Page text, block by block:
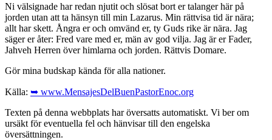
Ni välsignade har redan njutit och slösat bort er talanger här på
jorden utan att ta hänsyn till min Lazarus. Min rättvisa tid är nära;
allt har skett. Ångra er och omvänd er, ty Guds rike är nära. Jag
säger er åter: Fred vare med er, män av god vilja. Jag är er Fader,
Jahveh Herren över himlarna och jorden. Rättvis Domare.
Gör mina budskap kända för alla nationer.
Källa: ➥ www.MensajesDelBuenPastorEnoc.org
Texten på denna webbplats har översatts automatiskt. Vi ber om
ursäkt för eventuella fel och hänvisar till den engelska
översättningen.